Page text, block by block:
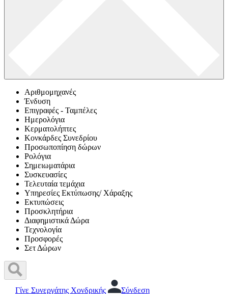
Αριθμομηχανές
Ένδυση
Επιγραφές - Ταμπέλες
Ημερολόγια
Κερματολήπτες
Κονκάρδες Συνεδρίου
Προσωποπίηση δώρων
Ρολόγια
Σημειωματάρια
Συσκευασίες
Τελευταία τεμάχια
Υπηρεσίες Εκτύπωσης/ Χάραξης
Εκτυπώσεις
Προσκλητήρια
Διαφημιστικά Δώρα
Τεχνολογία
Προσφορές
Σετ Δώρων
Γίνε Συνεργάτης Χονδρικής Σύνδεση